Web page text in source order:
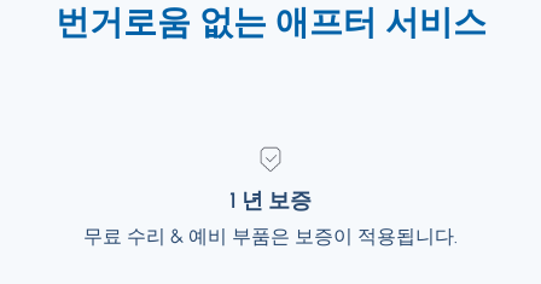
번거로움 없는 애프터 서비스
1 년 보증
무료 수리 & 예비 부품은 보증이 적용됩니다.
1 년 보증
무료 수리 & 예비 부품은 보증이 적용됩니다.